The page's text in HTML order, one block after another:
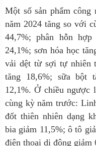
Một số sản phẩm công
năm 2024 tăng so với
44,7%; phân hỗn
24,1%; sơn hóa học
vải dệt từ sợi tự nhiên
tăng 18,6%; sữa bột
12,1%. Ở chiều ngược
cùng kỳ năm trước:
đốt thiên nhiên dạng
bia giảm 11,5%; ô tô
điện thoại di động giảm